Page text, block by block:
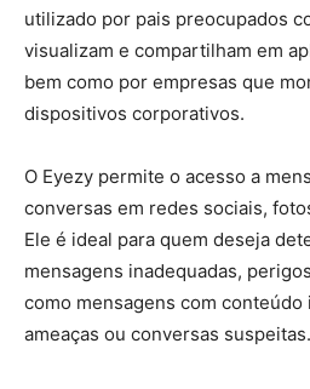
utilizado por pais preocupados
visualizam e compartilham em
bem como por empresas que
dispositivos corporativos.
O Eyezy permite o acesso a
conversas em redes sociais,
Ele é ideal para quem deseja
mensagens inadequadas,
como mensagens com
ameaças ou conversas suspeitas.